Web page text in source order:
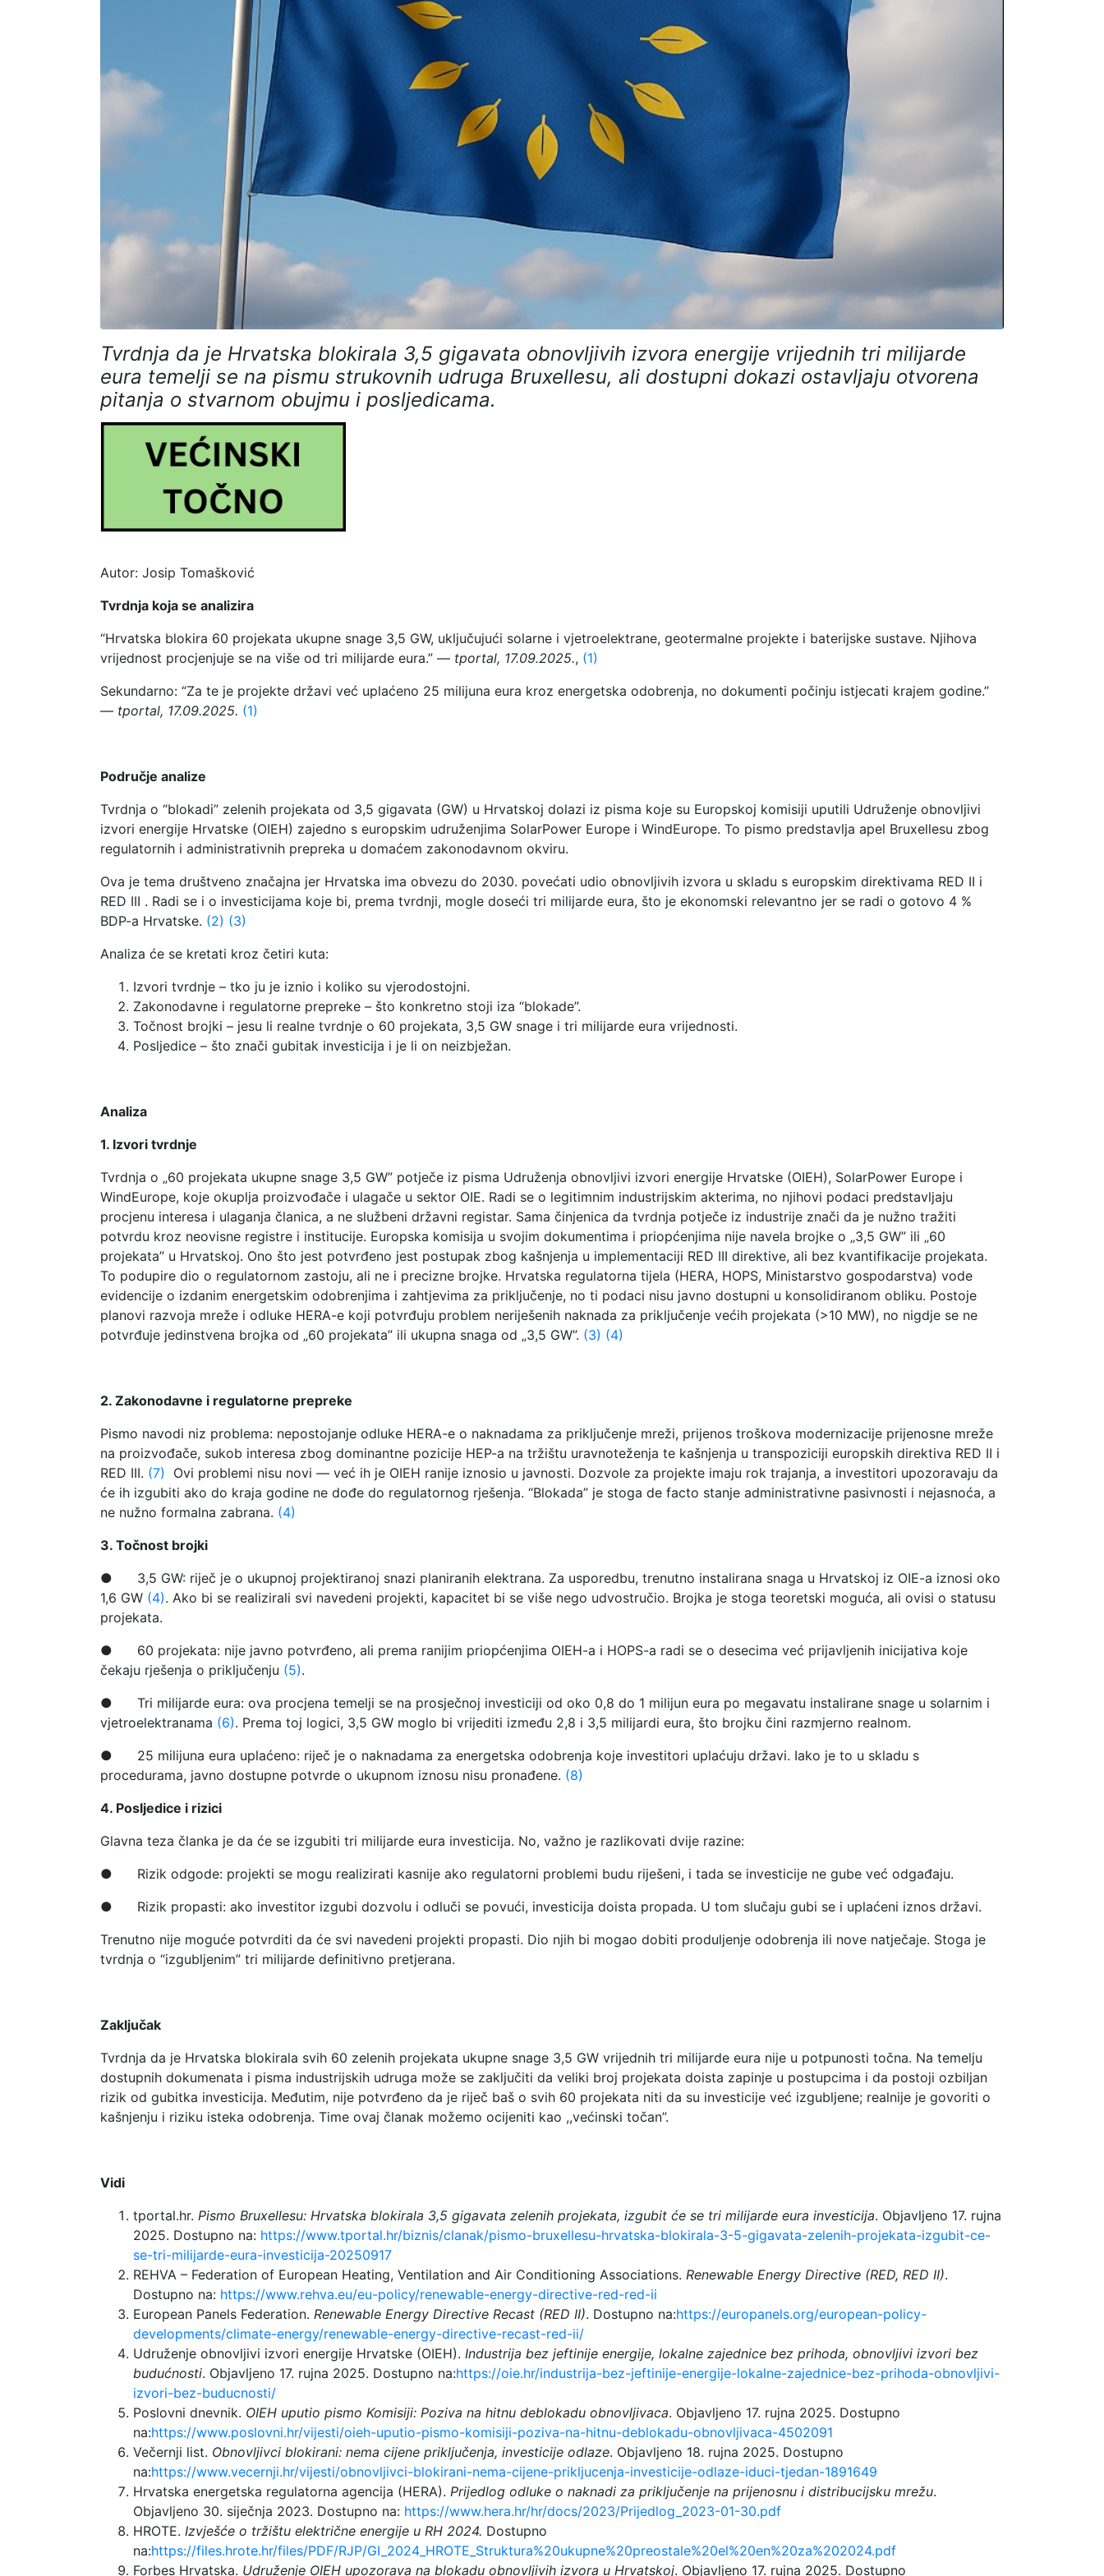
Tvrdnja da je Hrvatska blokirala 3,5 gigavata obnovljivih izvora energije vrijednih tri milijarde
eura temelji se na pismu strukovnih udruga Bruxellesu, ali dostupni dokazi ostavljaju otvorena
pitanja o stvarnom obujmu i posljedicama.
Autor: Josip Tomašković
Tvrdnja koja se analizira
“Hrvatska blokira 60 projekata ukupne snage 3,5 GW, uključujući solarne i vjetroelektrane, geotermalne projekte i baterijske sustave. Njihova
vrijednost procjenjuje se na više od tri milijarde eura.” — tportal, 17.09.2025., (1)
Sekundarno: “Za te je projekte državi već uplaćeno 25 milijuna eura kroz energetska odobrenja, no dokumenti počinju istjecati krajem godine.”
— tportal, 17.09.2025. (1)
Područje analize
Tvrdnja o “blokadi” zelenih projekata od 3,5 gigavata (GW) u Hrvatskoj dolazi iz pisma koje su Europskoj komisiji uputili Udruženje obnovljivi
izvori energije Hrvatske (OIEH) zajedno s europskim udruženjima SolarPower Europe i WindEurope. To pismo predstavlja apel Bruxellesu zbog
regulatornih i administrativnih prepreka u domaćem zakonodavnom okviru.
Ova je tema društveno značajna jer Hrvatska ima obvezu do 2030. povećati udio obnovljivih izvora u skladu s europskim direktivama RED II i
RED III . Radi se i o investicijama koje bi, prema tvrdnji, mogle doseći tri milijarde eura, što je ekonomski relevantno jer se radi o gotovo 4 %
BDP-a Hrvatske. (2) (3)
Analiza će se kretati kroz četiri kuta:
Izvori tvrdnje – tko ju je iznio i koliko su vjerodostojni.
Zakonodavne i regulatorne prepreke – što konkretno stoji iza “blokade”.
Točnost brojki – jesu li realne tvrdnje o 60 projekata, 3,5 GW snage i tri milijarde eura vrijednosti.
Posljedice – što znači gubitak investicija i je li on neizbježan.
Analiza
1. Izvori tvrdnje
Tvrdnja o „60 projekata ukupne snage 3,5 GW” potječe iz pisma Udruženja obnovljivi izvori energije Hrvatske (OIEH), SolarPower Europe i
WindEurope, koje okuplja proizvođače i ulagače u sektor OIE. Radi se o legitimnim industrijskim akterima, no njihovi podaci predstavljaju
procjenu interesa i ulaganja članica, a ne službeni državni registar. Sama činjenica da tvrdnja potječe iz industrije znači da je nužno tražiti
potvrdu kroz neovisne registre i institucije. Europska komisija u svojim dokumentima i priopćenjima nije navela brojke o „3,5 GW” ili „60
projekata” u Hrvatskoj. Ono što jest potvrđeno jest postupak zbog kašnjenja u implementaciji RED III direktive, ali bez kvantifikacije projekata.
To podupire dio o regulatornom zastoju, ali ne i precizne brojke. Hrvatska regulatorna tijela (HERA, HOPS, Ministarstvo gospodarstva) vode
evidencije o izdanim energetskim odobrenjima i zahtjevima za priključenje, no ti podaci nisu javno dostupni u konsolidiranom obliku. Postoje
planovi razvoja mreže i odluke HERA-e koji potvrđuju problem neriješenih naknada za priključenje većih projekata (>10 MW), no nigdje se ne
potvrđuje jedinstvena brojka od „60 projekata” ili ukupna snaga od „3,5 GW”. (3) (4)
2. Zakonodavne i regulatorne prepreke
Pismo navodi niz problema: nepostojanje odluke HERA-e o naknadama za priključenje mreži, prijenos troškova modernizacije prijenosne mreže
na proizvođače, sukob interesa zbog dominantne pozicije HEP-a na tržištu uravnoteženja te kašnjenja u transpoziciji europskih direktiva RED II i
RED III. (7)
Ovi problemi nisu novi — već ih je OIEH ranije iznosio u javnosti. Dozvole za projekte imaju rok trajanja, a investitori upozoravaju da
će ih izgubiti ako do kraja godine ne dođe do regulatornog rješenja. “Blokada” je stoga de facto stanje administrativne pasivnosti i nejasnoća, a
ne nužno formalna zabrana. (4)
3. Točnost brojki
● 3,5 GW: riječ je o ukupnoj projektiranoj snazi planiranih elektrana. Za usporedbu, trenutno instalirana snaga u Hrvatskoj iz OIE-a iznosi oko
1,6 GW (4). Ako bi se realizirali svi navedeni projekti, kapacitet bi se više nego udvostručio. Brojka je stoga teoretski moguća, ali ovisi o statusu
projekata.
● 60 projekata: nije javno potvrđeno, ali prema ranijim priopćenjima OIEH-a i HOPS-a radi se o desecima već prijavljenih inicijativa koje
čekaju rješenja o priključenju (5).
● Tri milijarde eura: ova procjena temelji se na prosječnoj investiciji od oko 0,8 do 1 milijun eura po megavatu instalirane snage u solarnim i
vjetroelektranama (6). Prema toj logici, 3,5 GW moglo bi vrijediti između 2,8 i 3,5 milijardi eura, što brojku čini razmjerno realnom.
● 25 milijuna eura uplaćeno: riječ je o naknadama za energetska odobrenja koje investitori uplaćuju državi. Iako je to u skladu s
procedurama, javno dostupne potvrde o ukupnom iznosu nisu pronađene. (8)
4. Posljedice i rizici
Glavna teza članka je da će se izgubiti tri milijarde eura investicija. No, važno je razlikovati dvije razine:
● Rizik odgode: projekti se mogu realizirati kasnije ako regulatorni problemi budu riješeni, i tada se investicije ne gube već odgađaju.
● Rizik propasti: ako investitor izgubi dozvolu i odluči se povući, investicija doista propada. U tom slučaju gubi se i uplaćeni iznos državi.
Trenutno nije moguće potvrditi da će svi navedeni projekti propasti. Dio njih bi mogao dobiti produljenje odobrenja ili nove natječaje. Stoga je
tvrdnja o “izgubljenim” tri milijarde definitivno pretjerana.
Zaključak
Tvrdnja da je Hrvatska blokirala svih 60 zelenih projekata ukupne snage 3,5 GW vrijednih tri milijarde eura nije u potpunosti točna. Na temelju
dostupnih dokumenata i pisma industrijskih udruga može se zaključiti da veliki broj projekata doista zapinje u postupcima i da postoji ozbiljan
rizik od gubitka investicija. Međutim, nije potvrđeno da je riječ baš o svih 60 projekata niti da su investicije već izgubljene; realnije je govoriti o
kašnjenju i riziku isteka odobrenja. Time ovaj članak možemo ocijeniti kao ,,većinski točan”.
Vidi
tportal.hr. Pismo Bruxellesu: Hrvatska blokirala 3,5 gigavata zelenih projekata, izgubit će se tri milijarde eura investicija. Objavljeno 17. rujna
2025. Dostupno na: https://www.tportal.hr/biznis/clanak/pismo-bruxellesu-hrvatska-blokirala-3-5-gigavata-zelenih-projekata-izgubit-ce-
se-tri-milijarde-eura-investicija-20250917
REHVA – Federation of European Heating, Ventilation and Air Conditioning Associations. Renewable Energy Directive (RED, RED II).
Dostupno na: https://www.rehva.eu/eu-policy/renewable-energy-directive-red-red-ii
European Panels Federation. Renewable Energy Directive Recast (RED II). Dostupno na:https://europanels.org/european-policy-
developments/climate-energy/renewable-energy-directive-recast-red-ii/
Udruženje obnovljivi izvori energije Hrvatske (OIEH). Industrija bez jeftinije energije, lokalne zajednice bez prihoda, obnovljivi izvori bez
budućnosti. Objavljeno 17. rujna 2025. Dostupno na:https://oie.hr/industrija-bez-jeftinije-energije-lokalne-zajednice-bez-prihoda-obnovljivi-
izvori-bez-buducnosti/
Poslovni dnevnik. OIEH uputio pismo Komisiji: Poziva na hitnu deblokadu obnovljivaca. Objavljeno 17. rujna 2025. Dostupno
na:https://www.poslovni.hr/vijesti/oieh-uputio-pismo-komisiji-poziva-na-hitnu-deblokadu-obnovljivaca-4502091
Večernji list. Obnovljivci blokirani: nema cijene priključenja, investicije odlaze. Objavljeno 18. rujna 2025. Dostupno
na:https://www.vecernji.hr/vijesti/obnovljivci-blokirani-nema-cijene-prikljucenja-investicije-odlaze-iduci-tjedan-1891649
Hrvatska energetska regulatorna agencija (HERA). Prijedlog odluke o naknadi za priključenje na prijenosnu i distribucijsku mrežu.
Objavljeno 30. siječnja 2023. Dostupno na: https://www.hera.hr/hr/docs/2023/Prijedlog_2023-01-30.pdf
HROTE. Izvješće o tržištu električne energije u RH 2024. Dostupno
na:https://files.hrote.hr/files/PDF/RJP/GI_2024_HROTE_Struktura%20ukupne%20preostale%20el%20en%20za%202024.pdf
Forbes Hrvatska. Udruženje OIEH upozorava na blokadu obnovljivih izvora u Hrvatskoj. Objavljeno 17. rujna 2025. Dostupno